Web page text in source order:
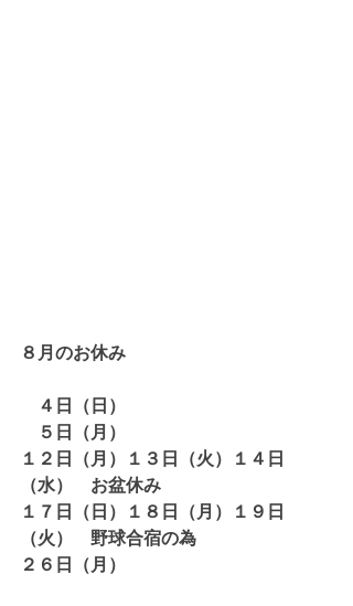
８月のお休み
４日（日）
５日（月）
１２日（月）１３日（火）１４日
（水）　お盆休み
１７日（日）１８日（月）１９日
（火）　野球合宿の為
２６日（月）